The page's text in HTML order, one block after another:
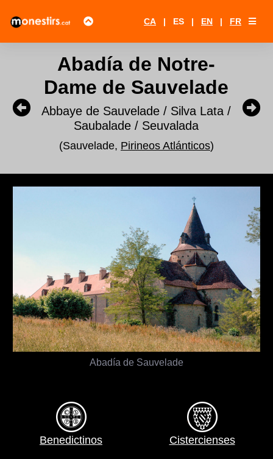
CA | ES | EN | FR
Abadía de Notre-
Dame de Sauvelade
Abbaye de Sauvelade / Silva Lata /
Saubalade / Seuvalada
(Sauvelade, Pirineos Atlánticos)
Abadía de Sauvelade
Benedictinos Cistercienses